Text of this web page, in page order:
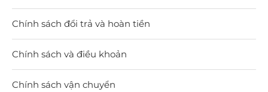
Chính sách đổi trả và hoàn tiền
Chính sách và điều khoản
Chính sách vận chuyển